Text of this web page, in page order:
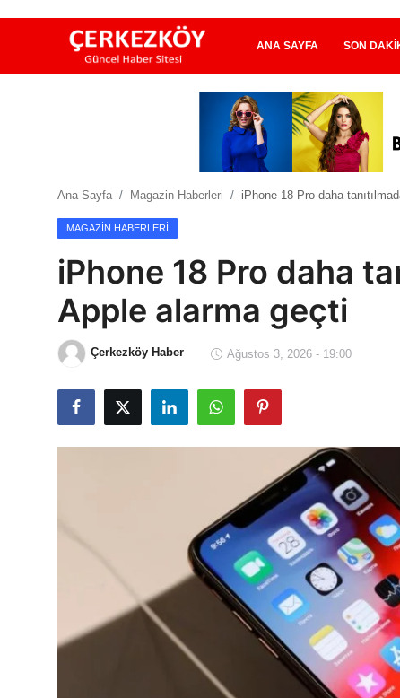
ANA SAYFA SON
Ekonomi Haberleri
Teknoloji Haberleri
Çerkezköy
Ana Sayfa Magazin Haberleri iPhone 18 Pro daha
MAGAZIN HABERLERI
iPhone 18 Pro daha
Apple alarma geçti
Çerkezköy Haber Ağustos 3, 2026 - 19:00